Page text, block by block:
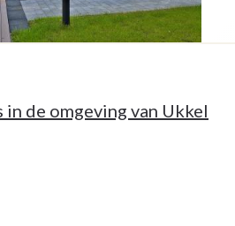
de omgeving van Ukkel